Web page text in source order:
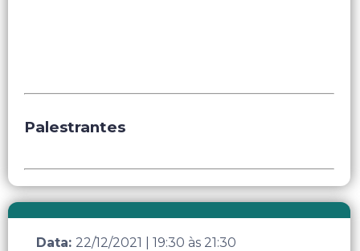
Palestrantes
Data: 22/12/2021 19:30 às 21:30